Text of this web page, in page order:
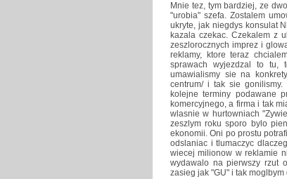
Mnie tez, tym bardziej, ze
"urobia" szefa. Zostalem
ukryte, jak niegdys konsulat
kazala czekac. Czekalem z
zeszlorocznych imprez i
reklamy, ktore teraz
sprawach wyjezdzal to tu,
umawialismy sie na
centrum/ i tak sie
kolejne terminy podawane
komercyjnego, a firma i tak
wlasnie w hurtowniach
zeszlym roku sporo bylo
ekonomii. Oni po prostu
odslaniac i tlumaczyc
wiecej milionow w reklamie
wydawalo na pierwszy rzut
zasieg jak "GU" i tak